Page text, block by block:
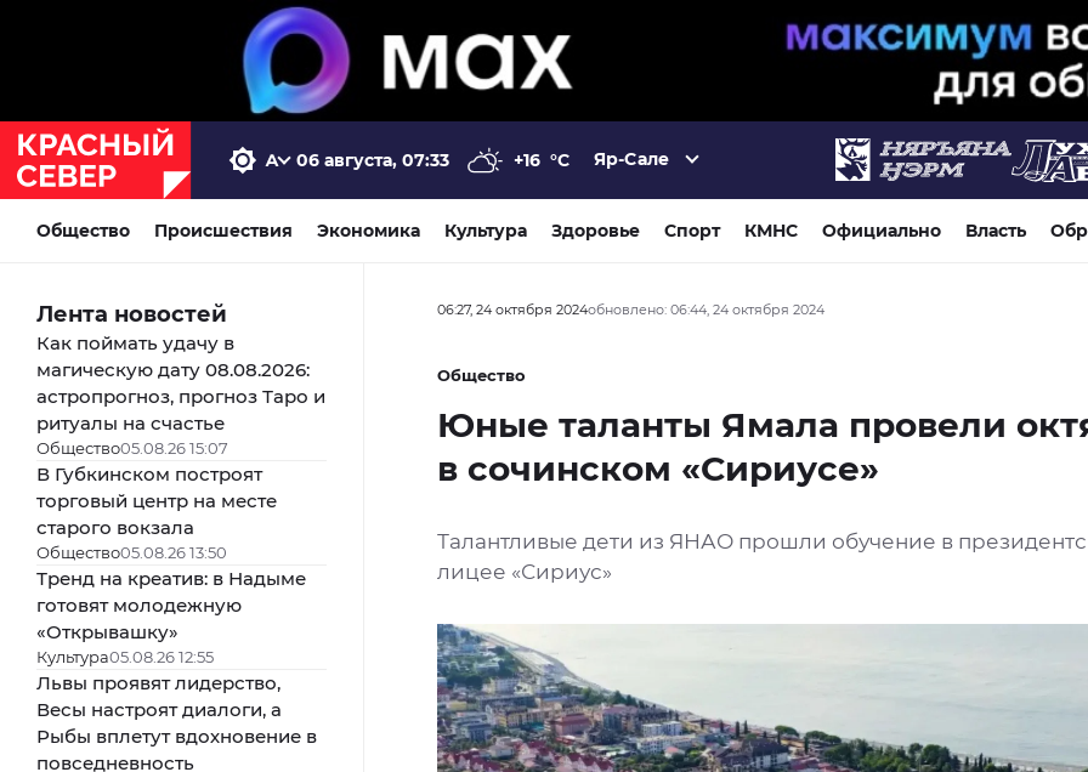
06 августа, 07:33 +16 °C Яр-Сале
Общество Происшествия Экономика Культура Здоровье Спорт КМНС Официально Власть
Лента новостей
Как поймать удачу в
магическую дату 08.08.2026:
астропрогноз, прогноз Таро и
ритуалы на счастье
Общество05.08.26 15:07
В Губкинском построят
торговый центр на месте
старого вокзала
Общество05.08.26 13:50
Тренд на креатив: в Надыме
готовят молодежную
«Открывашку»
Культура05.08.26 12:55
Львы проявят лидерство,
Весы настроят диалоги, а
Рыбы вплетут вдохновение в
повседневность
06:27, 24 октября 2024обновлено: 06:44, 24 октября 2024
Общество
Юные таланты Ямала провели
в сочинском «Сириусе»
Талантливые дети из ЯНАО прошли обучение в
лицее «Сириус»